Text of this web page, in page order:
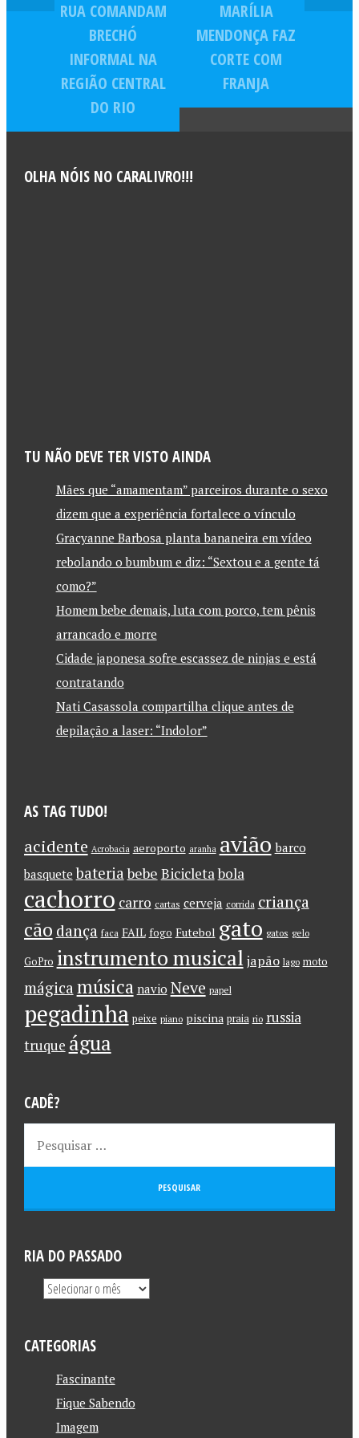
RUA COMANDAM
BRECHÓ
INFORMAL NA
REGIÃO CENTRAL
DO RIO
MARÍLIA
MENDONÇA FAZ
CORTE COM
FRANJA
OLHA NÓIS NO CARALIVRO!!!
TU NÃO DEVE TER VISTO AINDA
Mães que “amamentam” parceiros durante o sexo
dizem que a experiência fortalece o vínculo
Gracyanne Barbosa planta bananeira em vídeo
rebolando o bumbum e diz: “Sextou e a gente tá
como?”
Homem bebe demais, luta com porco, tem pênis
arrancado e morre
Cidade japonesa sofre escassez de ninjas e está
contratando
Nati Casassola compartilha clique antes de
depilação a laser: “Indolor”
AS TAG TUDO!
acidente Acrobacia aeroporto aranha avião barco
basquete bateriabebe Bicicletabola
cachorro carro cartas cerveja corrida criança
cão dança faca FAIL fogo Futebol gato gatos gelo
GoPro instrumento musical japão lago moto
mágica música navio Neve papel
pegadinha peixe piano piscina praia rio russia
truque água
CADÊ?
RIA DO PASSADO
CATEGORIAS
Fascinante
Fique Sabendo
Imagem